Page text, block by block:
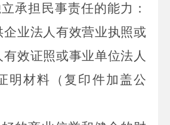
承担民事责任的能力：
企业法人有效营业执照或
效证照或事业单位法人
明材料（复印件加盖公